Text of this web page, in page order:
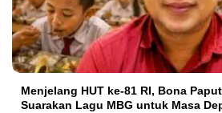
Menjelang HUT ke-81 RI, Bona
Suarakan Lagu MBG untuk Masa